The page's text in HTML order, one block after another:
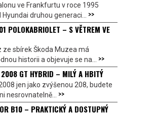
ve Frankfurtu v roce 1995
druhou generaci... >>
POLOKABRIOLET – S VĚTREM VE
ze sbírek Škoda Muzea má
historii a objevuje se na... >>
2008 GT HYBRID – MILÝ A HBITÝ
jen jako zvýšenou 208, budete
nesrovnatelně... >>
B10 – PRAKTICKÝ A DOSTUPNÝ